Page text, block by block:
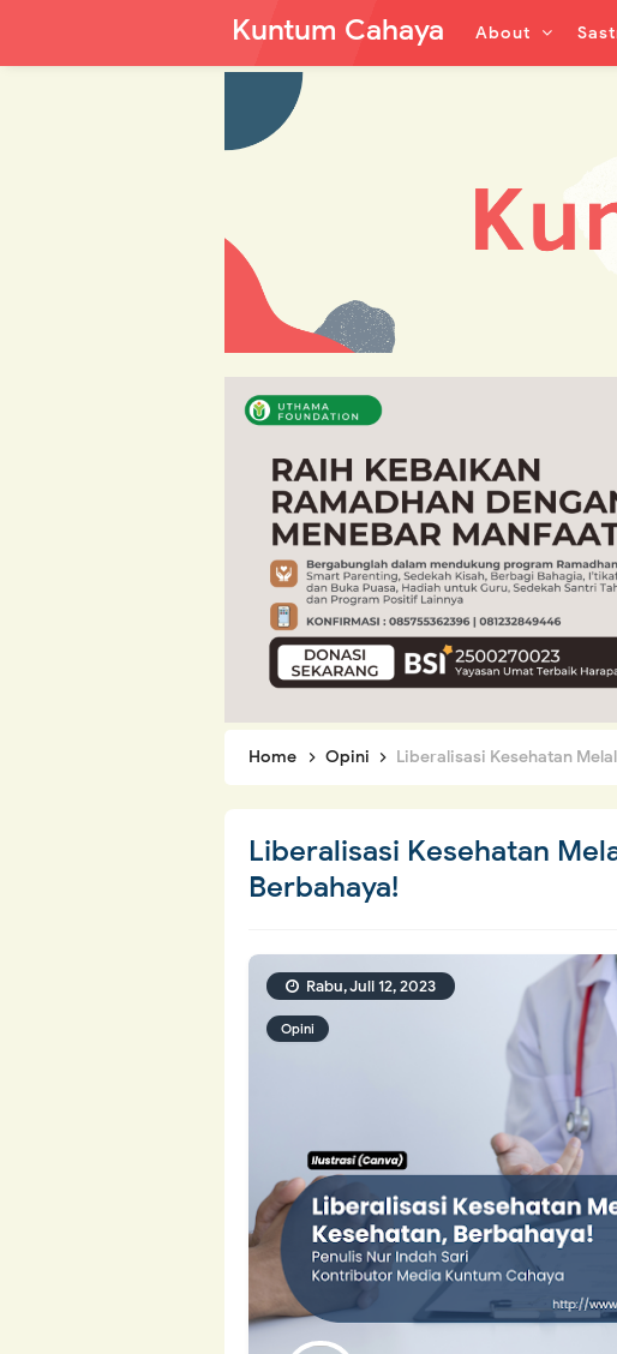
Kuntum Cahaya About
Home Opini Liberalisasi Kesehatan
Liberalisasi Kesehatan
Berbahaya!
Opini
Rabu, Juli 12, 2023